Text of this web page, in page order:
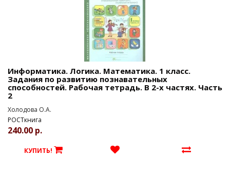
Информатика. Логика. Математика. 1 класс.
Задания по развитию познавательных
способностей. Рабочая тетрадь. В 2-х частях. Часть
2
Холодова О.А.
РОСТкнига
240.00 р.
КУПИТЬ!